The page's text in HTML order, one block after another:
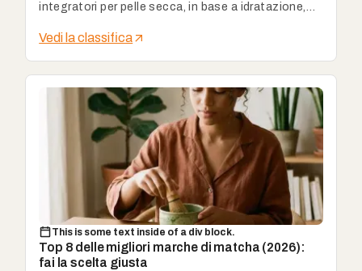
integratori per pelle secca, in base a idratazione,
Vedi la classifica
This is some text inside of a div block.
Top 8 delle migliori marche di matcha (2026):
fai la scelta giusta